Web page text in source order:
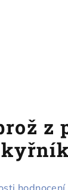
z
hodnocení